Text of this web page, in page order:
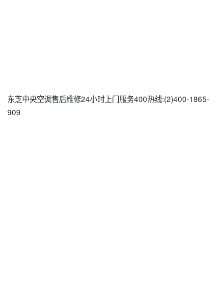
东芝中央空调售后维修24小时上门服务400热线:(2)400-1865-
909